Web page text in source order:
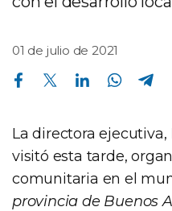
01 de julio de 2021
Compartir en Facebook Compartir en Twitter Compartir en Linkedin Compartir en Whatsapp
La directora ejecutiva,
visitó esta tarde,
comunitaria en el
provincia de Buenos